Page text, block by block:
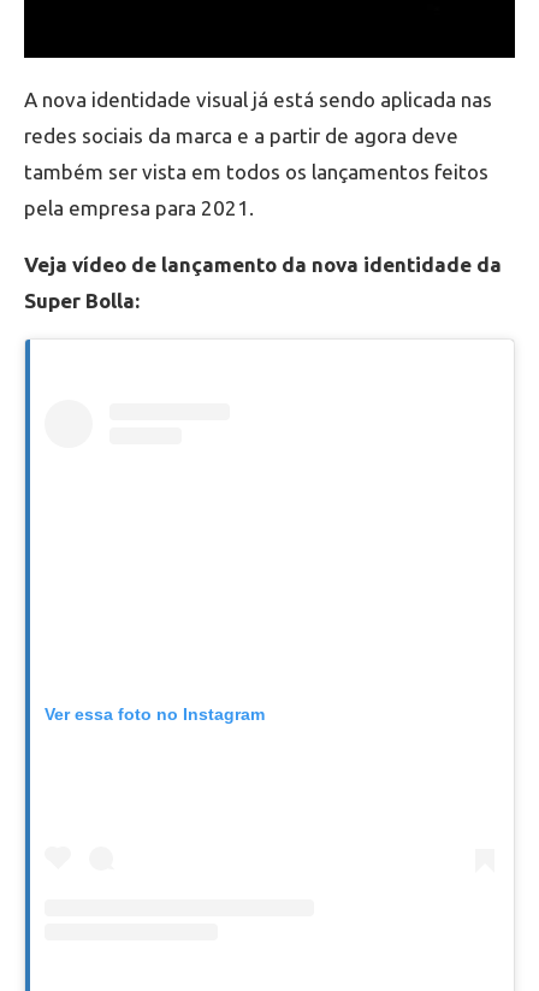
A nova identidade visual já está sendo aplicada nas
redes sociais da marca e a partir de agora deve
também ser vista em todos os lançamentos feitos
pela empresa para 2021.
Veja vídeo de lançamento da nova identidade da
Super Bolla:
Ver essa foto no Instagram